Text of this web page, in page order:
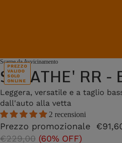
PREZZO
VALIDO
SOLO
ONLINE
Scarpe da Avvicinamento
SALATHE' RR -
Leggera, versatile e a taglio
dall'auto alla vetta
2 recensioni
Prezzo promozionale
€229,00 (60% OFF)